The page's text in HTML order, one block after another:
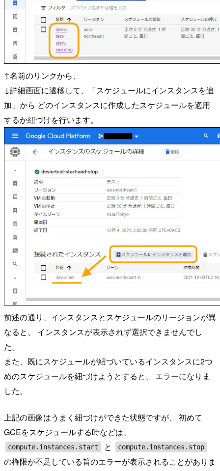
↑名前のリンクから、
↓詳細画面に遷移して、「スケジュールにインスタンスを追
加」から どのインスタンスに作成したスケジュールを適用
するか紐づけを行います。
前述の通り、インスタンスとスケジュールのリージョンが異
なると、 インスタンスが表示されず選択できませんでし
た。
また、既にスケジュールが紐づいているインスタンスに2つ
めのスケジュールを紐づけようとすると、 エラーになりま
した。
上記の画像はうまく紐づけができた状態ですが、 初めて
GCEをスケジュールする時などは、
compute.instances.start と compute.instances.stop
の権限が不足している旨のエラーが表示されることがありま